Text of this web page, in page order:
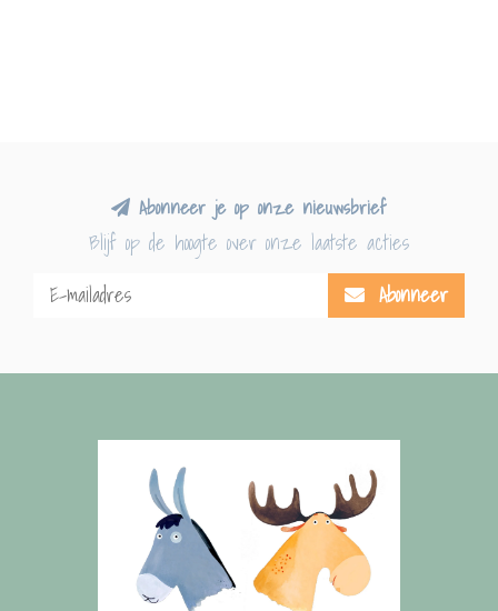
Abonneer je op onze nieuwsbrief
Blijf op de hoogte over onze laatste acties
Abonneer